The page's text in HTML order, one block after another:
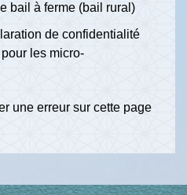
bail à ferme (bail rural)
de confidentialité
les micro-
une erreur sur cette page